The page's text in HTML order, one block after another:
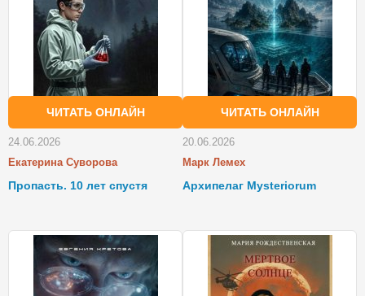
ЧИТАТЬ ОНЛАЙН
24.06.2026
Екатерина Суворова
Пропасть. 10 лет спустя
ЧИТАТЬ ОНЛАЙН
20.06.2026
Марк Лемех
Архипелаг Mysteriorum